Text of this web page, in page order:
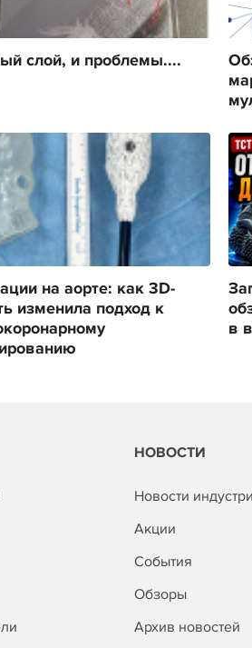
слой, и проблемы....
на аорте: как 3D-
изменила подход к
в
НОВОСТИ
Новости
Акции
События
Обзоры
Архив новостей